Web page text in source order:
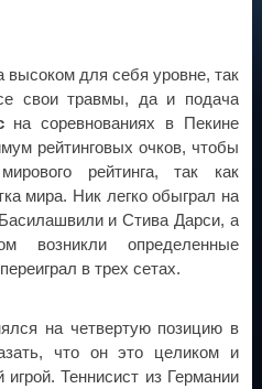
высоком для себя уровне, так
свои травмы, да и подача
на соревнованиях в Пекине
рейтинговых очков, чтобы
рейтинга, так как
мира. Ник легко обыграл на
и Стива Дарси, а
определенные
в трех сетах.
на четвертую позицию в
что он это целиком и
Теннисист из Германии